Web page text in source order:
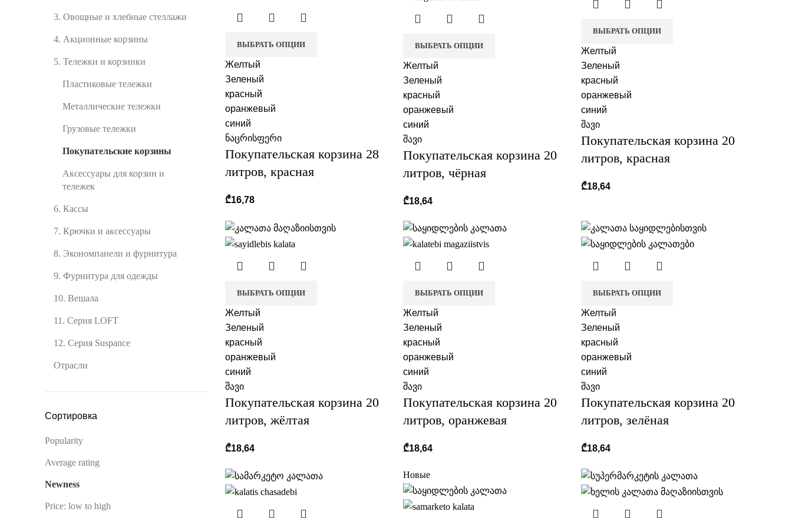
3. Овощные и хлебные стеллажи
4. Акционные корзины
5. Тележки и корзинки
Пластиковые тележки
Металлические тележки
Грузовые тележки
Покупательские корзины
Аксессуары для корзин и
тележек
6. Кассы
7. Крючки и аксессуары
8. Экономпанели и фурнитура
9. Фурнитура для одежды
10. Вешала
11. Серия LOFT
12. Серия Suspance
Отрасли
Сортировка
Popularity
Average rating
Newness
Price: low to high
ВЫБРАТЬ ОПЦИИ
Желтый
Зеленый
красный
оранжевый
синий
ნაცრისფერი
Покупательская корзина 28
литров, красная
₾16,78
ВЫБРАТЬ ОПЦИИ
Желтый
Зеленый
красный
оранжевый
синий
შავი
Покупательская корзина 20
литров, чёрная
₾18,64
ВЫБРАТЬ ОПЦИИ
Желтый
Зеленый
красный
оранжевый
синий
შავი
Покупательская корзина 20
литров, красная
₾18,64
ВЫБРАТЬ ОПЦИИ
Желтый
Зеленый
красный
оранжевый
синий
შავი
Покупательская корзина 20
литров, жёлтая
₾18,64
ВЫБРАТЬ ОПЦИИ
Желтый
Зеленый
красный
оранжевый
синий
შავი
Покупательская корзина 20
литров, оранжевая
₾18,64
ВЫБРАТЬ ОПЦИИ
Желтый
Зеленый
красный
оранжевый
синий
შავი
Покупательская корзина 20
литров, зелёная
₾18,64
Новые